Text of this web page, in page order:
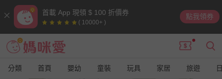
首載 App 現領 $ 100 折價券
( 10000+ )
點我領券
分類 首頁 嬰幼 童裝 玩具 家居 旅遊